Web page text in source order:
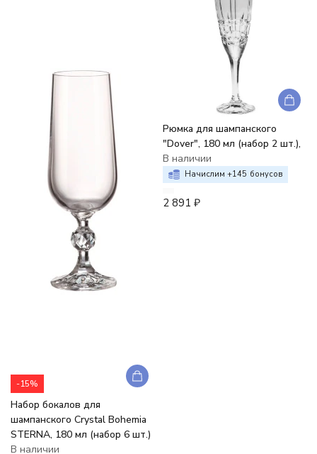
-15%
Набор бокалов для
шампанского Crystal Bohemia
STERNA, 180 мл (набор 6 шт.)
В наличии
Рюмка для шампанского
"Dover", 180 мл (набор 2 шт.),
В наличии
Начислим +145 бонусов
2 891 ₽